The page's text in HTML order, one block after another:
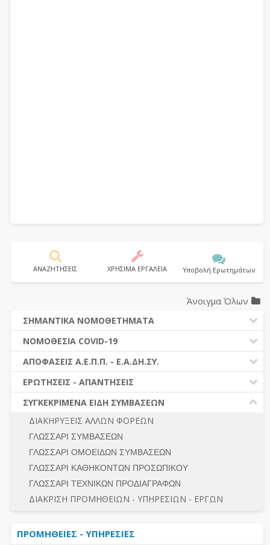
ΑΝΑΖΗΤΗΣΕΙΣ ΧΡΗΣΙΜΑ ΕΡΓΑΛΕΙΑ Υποβολή Ερωτημάτων
Άνοιγμα Όλων
ΣΗΜΑΝΤΙΚΑ ΝΟΜΟΘΕΤΗΜΑΤΑ
ΔΗΜΟΣΙΕΣ ΣΥΜΒΑΣΕΙΣ (Ν. 4412/2016)
ΔΗΜΟΤΙΚΟΣ ΚΩΔΙΚΑΣ (Ν.3463/2006)
ΚΑΛΛΙΚΡΑΤΗΣ (Ν.3852/2010)
ΝΟΜΟΘΕΣΙΑ - ΝΟΜΟΛΟΓΙΑ (ΣΥΝΟΛΟ)
ΝΟΜΟΘΕΣΙΑ COVID-19
ΝΟΜΟΘΕΣΙΑ - ΝΟΜΟΛΟΓΙΑ COVID -19
ΕΡΩΤΗΣΕΙΣ - ΑΠΑΝΤΗΣΕΙΣ
ΑΠΟΦΑΣΕΙΣ Α.Ε.Π.Π. - Ε.Α.ΔΗ.ΣΥ.
ΠΡΟΔΙΚΑΣΤΙΚΗ ΠΡΟΣΦΥΓΗ
ΓΕΝΙΚΟΙ ΚΑΝΟΝΕΣ
ΔΙΚΑΙΟΥΜΕΝΟΙ ΣΥΜΜΕΤΟΧΗΣ
ΠΡΟΣΦΟΡΕΣ – ΔΙΚΑΙΟΛΟΓΗΤΙΚΑ ΣΥΜΜΕΤΟΧΗΣ
ΔΙΕΞΑΓΩΓΗ ΔΙΑΔΙΚΑΣΙΑΣ
ΕΣΗΔΗΣ – ΚΗΜΔΗΣ
ΠΕΡΙΛΗΨΕΙΣ ΑΠΟΦΑΣΕΩΝ Α.Ε.Π.Π. - Ε.Α.ΔΗ.ΣΥ.
ΣΥΝΟΛΟ
ΕΡΩΤΗΣΕΙΣ - ΑΠΑΝΤΗΣΕΙΣ
Ν. 4782/2021 - ΤΡΟΠΟΠΟΙΗΣΗ 4412/2016
ΔΙΕΞΑΓΩΓΗ ΔΙΑΔΙΚΑΣΙΑΣ
ΔΙΑΔΙΚΑΣΙΕΣ ΑΝΑΘΕΣΗΣ
ΓΕΝΙΚΟΙ ΚΑΝΟΝΕΣ
ΠΡΟΕΤΟΙΜΑΣΙΑ - ΔΗΜΟΣΙΟΤΗΤΑ
ΛΟΓΟΙ ΑΠΟΚΛΕΙΣΜΟΥ-ΔΙΚΑΙΟΥΜΕΝΟΙ ΣΥΜΜΕΤΟΧΗΣ
ΠΡΟΣΦΟΡΕΣ - ΔΙΚΑΙΟΛΟΓΗΤΙΚΑ ΣΥΜΜΕΤΟΧΗΣ
ΕΚΤΕΛΕΣΗ ΕΡΓΩΝ - ΜΕΛΕΤΩΝ
ΣΥΓΚΕΚΡΙΜΕΝΑ ΕΙΔΗ ΣΥΜΒΑΣΕΩΝ
ΔΙΑΚΗΡΥΞΕΙΣ ΑΛΛΩΝ ΦΟΡΕΩΝ
ΓΛΩΣΣΑΡΙ ΣΥΜΒΑΣΕΩΝ
ΓΛΩΣΣΑΡΙ ΟΜΟΕΙΔΩΝ ΣΥΜΒΑΣΕΩΝ
ΓΛΩΣΣΑΡΙ ΚΑΘΗΚΟΝΤΩΝ ΠΡΟΣΩΠΙΚΟΥ
ΓΛΩΣΣΑΡΙ ΤΕΧΝΙΚΩΝ ΠΡΟΔΙΑΓΡΑΦΩΝ
ΔΙΑΚΡΙΣΗ ΠΡΟΜΗΘΕΙΩΝ - ΥΠΗΡΕΣΙΩΝ - ΕΡΓΩΝ
ΠΡΟΜΗΘΕΙΕΣ - ΥΠΗΡΕΣΙΕΣ